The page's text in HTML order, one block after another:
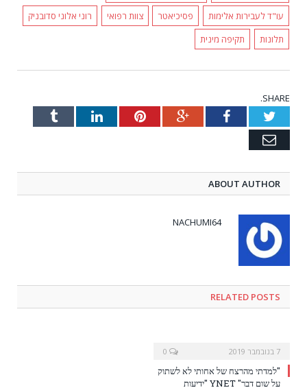
עו"ד לעבירות אלימות
פסיכיאטר צוות רפואי
רוני אלוני סדובניק
תלונות
תקיפה מינית
SHARE.
Twitter
Facebook
Google+
Pinterest
LinkedIn
Tumblr
Email
ABOUT AUTHOR
NACHUMI64
RELATED POSTS
7 בנובמבר 2019
"למדתי מהרצח של אחותי לא לשתוק
על שום דבר" YNET "ידיעות